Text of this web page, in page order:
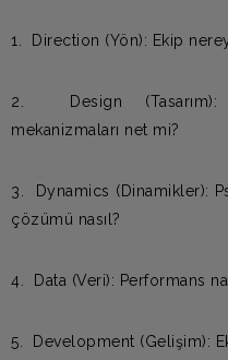
1. Direction (Yön): Ekip
2. Design (Tasarım):
mekanizmaları net mi?
3. Dynamics (Dinamikler):
çözümü nasıl?
4. Data (Veri): Performans
5. Development (Gelişim):